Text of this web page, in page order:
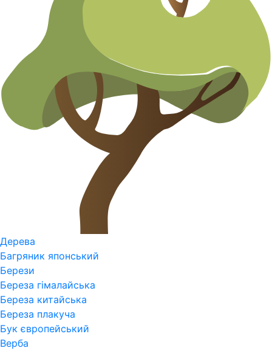
Дерева
Багряник японський
Берези
Береза гімалайська
Береза китайська
Береза плакуча
Бук європейський
Верба